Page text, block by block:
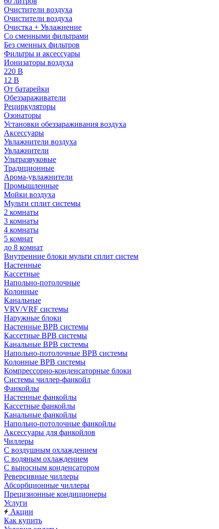
Очистители воздуха
Очистители воздуха
Очистка + Увлажнение
Cо сменными фильтрами
Без сменных фильтров
Фильтры и аксессуары
Ионизаторы воздуха
220 В
12 В
От батарейки
Обеззараживатели
Рециркуляторы
Озонаторы
Установки обеззараживания воздуха
Аксессуары
Увлажнители воздуха
Увлажнители
Ультразвуковые
Традиционные
Арома-увлажнители
Промышленные
Мойки воздуха
Мульти сплит системы
2 комнаты
3 комнаты
4 комнаты
5 комнат
до 8 комнат
Внутренние блоки мульти сплит систем
Настенные
Кассетные
Напольно-потолочные
Колонные
Канальные
VRV/VRF системы
Наружные блоки
Настенные ВРВ системы
Кассетные ВРВ системы
Канальные ВРВ системы
Напольно-потолочные ВРВ системы
Колонные ВРВ системы
Компрессорно-конденсаторные блоки
Системы чиллер-фанкойл
Фанкойлы
Настенные фанкойлы
Кассетные фанкойлы
Канальные фанкойлы
Напольно-потолочные фанкойлы
Аксессуары для фанкойлов
Чиллеры
С воздушным охлаждением
С водяным охлаждением
С выносным конденсатором
Реверсивные чиллеры
Абсорбционные чиллеры
Прецизионные кондиционеры
Услуги
Акции
Как купить